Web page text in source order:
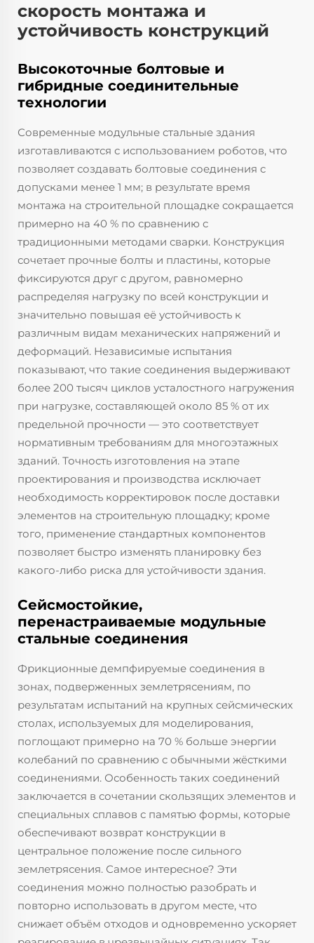
скорость монтажа и
устойчивость конструкций
Высокоточные болтовые и
гибридные соединительные
технологии
Современные модульные стальные здания
изготавливаются с использованием роботов, что
позволяет создавать болтовые соединения с
допусками менее 1 мм; в результате время
монтажа на строительной площадке сокращается
примерно на 40 % по сравнению с
традиционными методами сварки. Конструкция
сочетает прочные болты и пластины, которые
фиксируются друг с другом, равномерно
распределяя нагрузку по всей конструкции и
значительно повышая её устойчивость к
различным видам механических напряжений и
деформаций. Независимые испытания
показывают, что такие соединения выдерживают
более 200 тысяч циклов усталостного нагружения
при нагрузке, составляющей около 85 % от их
предельной прочности — это соответствует
нормативным требованиям для многоэтажных
зданий. Точность изготовления на этапе
проектирования и производства исключает
необходимость корректировок после доставки
элементов на строительную площадку; кроме
того, применение стандартных компонентов
позволяет быстро изменять планировку без
какого-либо риска для устойчивости здания.
Сейсмостойкие,
перенастраиваемые модульные
стальные соединения
Фрикционные демпфируемые соединения в
зонах, подверженных землетрясениям, по
результатам испытаний на крупных сейсмических
столах, используемых для моделирования,
поглощают примерно на 70 % больше энергии
колебаний по сравнению с обычными жёсткими
соединениями. Особенность таких соединений
заключается в сочетании скользящих элементов и
специальных сплавов с памятью формы, которые
обеспечивают возврат конструкции в
центральное положение после сильного
землетрясения. Самое интересное? Эти
соединения можно полностью разобрать и
повторно использовать в другом месте, что
снижает объём отходов и одновременно ускоряет